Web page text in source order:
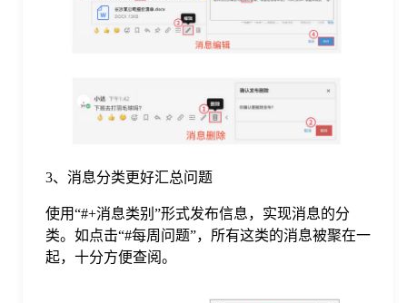
3、消息分类更好汇总问题
使用“#+消息类别”形式发布信息，实现消息的分
类。如点击“#每周问题”，所有这类的消息被聚在一
起，十分方便查阅。